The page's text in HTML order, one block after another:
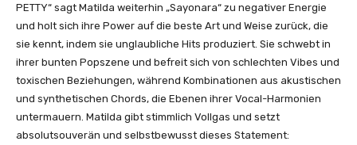
PETTY“ sagt Matilda weiterhin „Sayonara“ zu negativer Energie
und holt sich ihre Power auf die beste Art und Weise zurück, die
sie kennt, indem sie unglaubliche Hits produziert. Sie schwebt in
ihrer bunten Popszene und befreit sich von schlechten Vibes und
toxischen Beziehungen, während Kombinationen aus akustischen
und synthetischen Chords, die Ebenen ihrer Vocal-Harmonien
untermauern. Matilda gibt stimmlich Vollgas und setzt
absolutsouverän und selbstbewusst dieses Statement: